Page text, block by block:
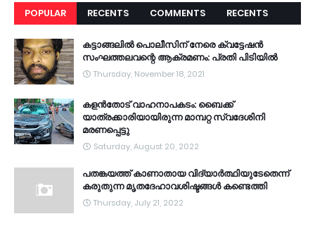
POPULAR RECENTS COMMENTS RECENTS
കട്ടാങ്ങലിൽ പൊലീസിന് നേരെ ക്വട്ടേഷൻ
സംഘത്തലവന്റെ ആക്രമണം: പ്രതി പിടിയിൽ
Thursday, November 18, 2021
കളൻതോട് വാഹനാപകടം: ബൈക്ക്
യാത്രക്കാരിയായിരുന്ന മാമ്പറ്റ സ്വദേശിനി
മരണപ്പെട്ടു
Saturday, August 20, 2022
പതങ്കയത്ത് കാണാതായ വിദ്യാർത്ഥിയുടേതെന്ന്
കരുതുന്ന മൃതദേഹാവശിഷ്ടങ്ങൾ കണ്ടെത്തി
Thursday, July 21, 2022